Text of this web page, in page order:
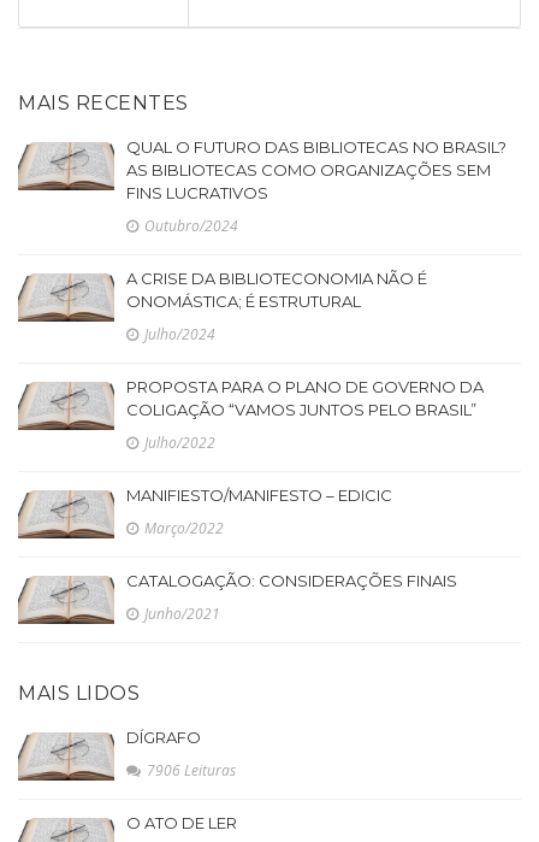
MAIS RECENTES
QUAL O FUTURO DAS BIBLIOTECAS NO BRASIL?
AS BIBLIOTECAS COMO ORGANIZAÇÕES SEM
FINS LUCRATIVOS
Outubro/2024
A CRISE DA BIBLIOTECONOMIA NÃO É
ONOMÁSTICA; É ESTRUTURAL
Julho/2024
PROPOSTA PARA O PLANO DE GOVERNO DA
COLIGAÇÃO “VAMOS JUNTOS PELO BRASIL”
Julho/2022
MANIFIESTO/MANIFESTO – EDICIC
Março/2022
CATALOGAÇÃO: CONSIDERAÇÕES FINAIS
Junho/2021
MAIS LIDOS
DÍGRAFO
7906 Leituras
O ATO DE LER